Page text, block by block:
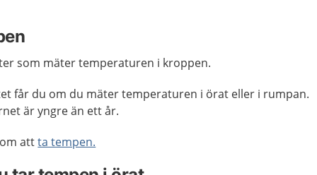
som mäter temperaturen i kroppen.
får du om du mäter temperaturen i örat eller i rumpan.
är yngre än ett år.
om attta tempen.